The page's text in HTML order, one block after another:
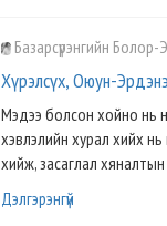
Базарсүрэнгийн Болор-
Хүрэлсүх, Оюун-
Мэдээ болсон хойно нь
хэвлэлийн хурал хийх нь
хийж, засаглал
Дэлгэрэнгүй